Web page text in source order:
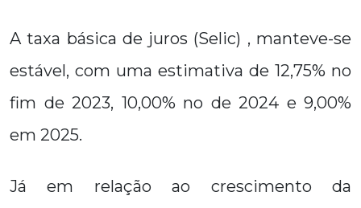
A taxa básica de juros (Selic) , manteve-se
estável, com uma estimativa de 12,75% no
fim de 2023, 10,00% no de 2024 e 9,00%
em 2025.
Já em relação ao crescimento da